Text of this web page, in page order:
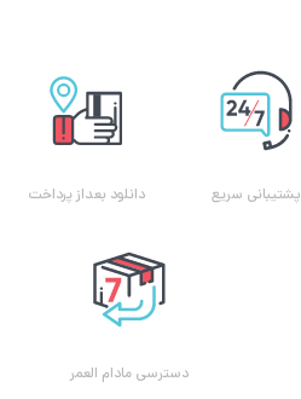
پشتیبانی سریع دانلود بعداز پرداخت
دسترسی مادام العمر